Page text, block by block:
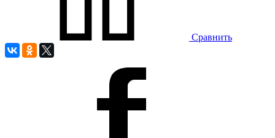
Сравнить